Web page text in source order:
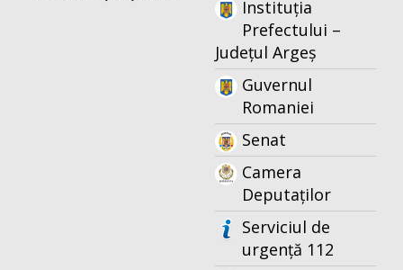
Instituția
Prefectului –
Județul Argeș
Guvernul
Romaniei
Senat
Camera
Deputaților
Serviciul de
urgență 112